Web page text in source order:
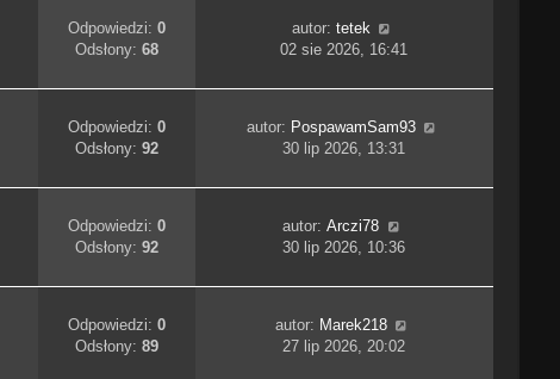
Odpowiedzi: 0
Odsłony: 68
autor: tetek
02 sie 2026, 16:41
Odpowiedzi: 0
Odsłony: 92
autor: PospawamSam93
30 lip 2026, 13:31
Odpowiedzi: 0
Odsłony: 92
autor:Arczi78
30 lip 2026, 10:36
Odpowiedzi: 0
Odsłony: 89
autor: Marek218
27 lip 2026, 20:02